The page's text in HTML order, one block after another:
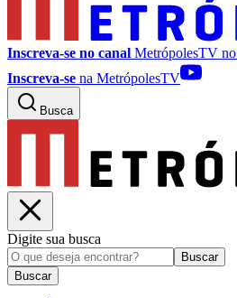
Inscreva-se no canal MetrópolesTV no
Inscreva-se na MetrópolesTV
Busca
Digite sua busca
Buscar
Buscar